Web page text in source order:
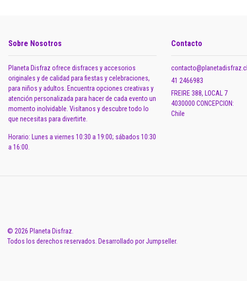
Sobre Nosotros
Planeta Disfraz ofrece disfraces y accesorios
originales y de calidad para fiestas y celebraciones,
para niños y adultos. Encuentra opciones creativas y
atención personalizada para hacer de cada evento un
momento inolvidable. Visítanos y descubre todo lo
que necesitas para divertirte.
Horario: Lunes a viernes 10:30 a 19:00; sábados 10:30
a 16:00.
Contacto
contacto@planetadisfraz.cl
41 2466983
FREIRE 388, LOCAL 7
4030000 CONCEPCION:
Chile
© 2026 Planeta Disfraz.
Todos los derechos reservados. Desarrollado por Jumpseller.